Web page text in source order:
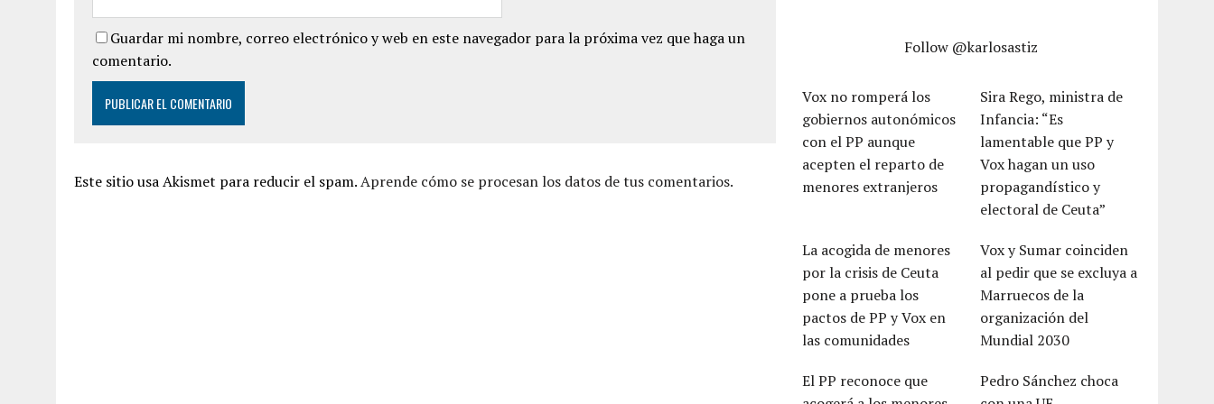
Guardar mi nombre, correo electrónico y web en este navegador para la próxima vez que haga un
comentario.
Este sitio usa Akismet para reducir el spam.Aprende cómo se procesan los datos de tus comentarios.
Follow @karlosastiz
Vox no romperá los
gobiernos autonómicos
con el PP aunque
acepten el reparto de
menores extranjeros
Sira Rego, ministra de
Infancia: “Es
lamentable que PP y
Vox hagan un uso
propagandístico y
electoral de Ceuta”
La acogida de menores
por la crisis de Ceuta
pone a prueba los
pactos de PP y Vox en
las comunidades
Vox y Sumar coinciden
al pedir que se excluya a
Marruecos de la
organización del
Mundial 2030
El PP reconoce que
Pedro Sánchez choca